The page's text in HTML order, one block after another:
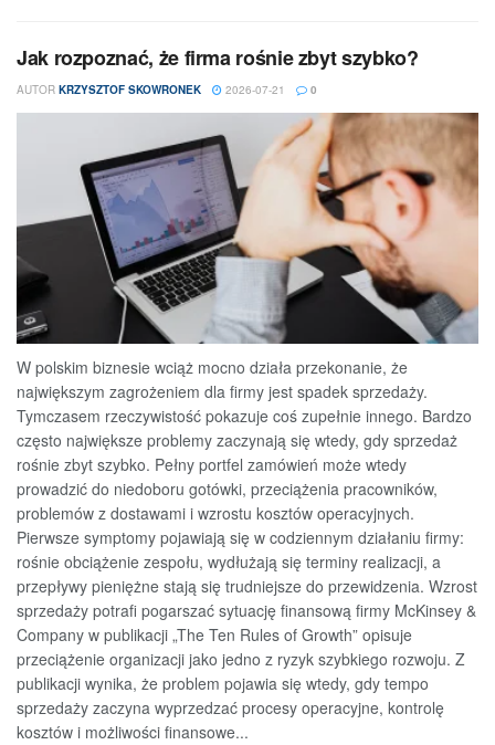
Jak rozpoznać, że firma rośnie zbyt szybko?
AUTOR KRZYSZTOF SKOWRONEK 2026-07-21 0
W polskim biznesie wciąż mocno działa przekonanie, że
największym zagrożeniem dla firmy jest spadek sprzedaży.
Tymczasem rzeczywistość pokazuje coś zupełnie innego. Bardzo
często największe problemy zaczynają się wtedy, gdy sprzedaż
rośnie zbyt szybko. Pełny portfel zamówień może wtedy
prowadzić do niedoboru gotówki, przeciążenia pracowników,
problemów z dostawami i wzrostu kosztów operacyjnych.
Pierwsze symptomy pojawiają się w codziennym działaniu firmy:
rośnie obciążenie zespołu, wydłużają się terminy realizacji, a
przepływy pieniężne stają się trudniejsze do przewidzenia. Wzrost
sprzedaży potrafi pogarszać sytuację finansową firmy McKinsey &
Company w publikacji „The Ten Rules of Growth” opisuje
przeciążenie organizacji jako jedno z ryzyk szybkiego rozwoju. Z
publikacji wynika, że problem pojawia się wtedy, gdy tempo
sprzedaży zaczyna wyprzedzać procesy operacyjne, kontrolę
kosztów i możliwości finansowe...